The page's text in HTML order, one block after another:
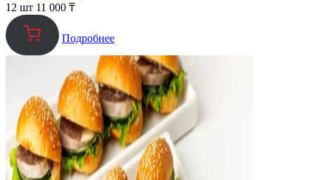
12 шт 11 000 ₸
Подробнее